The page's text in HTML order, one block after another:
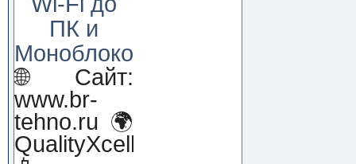
ПК и
Моноблоков!
🌐 Сайт:
www.br-
tehno.ru 🌍
QualityXcellence.ru